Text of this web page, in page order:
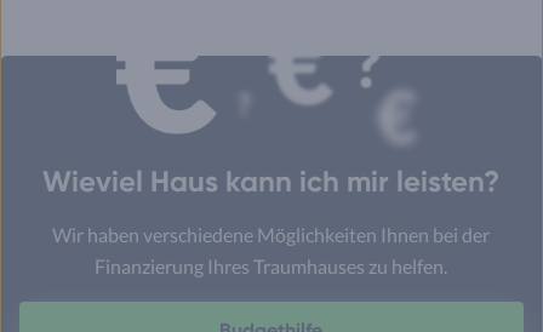
Wieviel Haus kann ich mir leisten?
Wir haben verschiedene Möglichkeiten Ihnen bei der
Finanzierung Ihres Traumhauses zu helfen.